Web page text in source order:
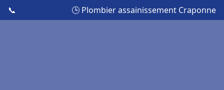
📞 🕒 Plombier assainissement Craponne